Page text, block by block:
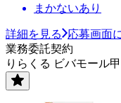
まかないあり
詳細を見る
応募画面
業務委託契約
りらくる ビバモール